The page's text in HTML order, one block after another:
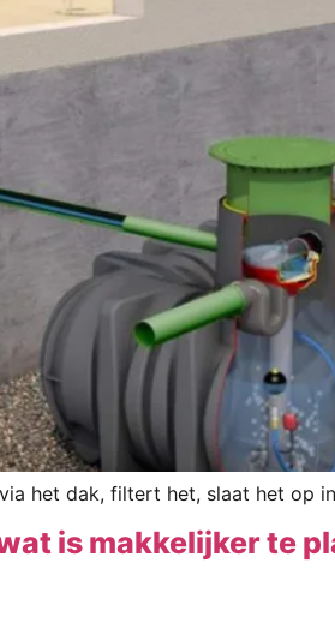
het dak, filtert het, slaat het op
is makkelijker te